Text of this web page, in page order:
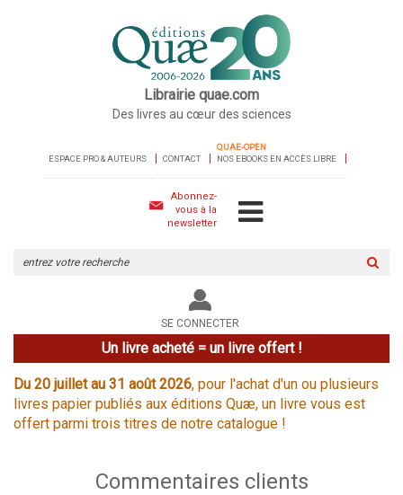
Librairie quae.com
Des livres au cœur des sciences
ESPACE PRO & AUTEURS CONTACT
QUAE-OPEN
NOS EBOOKS EN ACCÈS LIBRE
Abonnez-
vous à la
newsletter
le
site
SE CONNECTER
Un livre acheté = un livre offert !
Du 20 juillet au 31 août 2026, pour l'achat d'un ou plusieurs
livres papier publiés aux éditions Quæ, un livre vous est
offert parmi trois titres de notre catalogue !
Commentaires clients